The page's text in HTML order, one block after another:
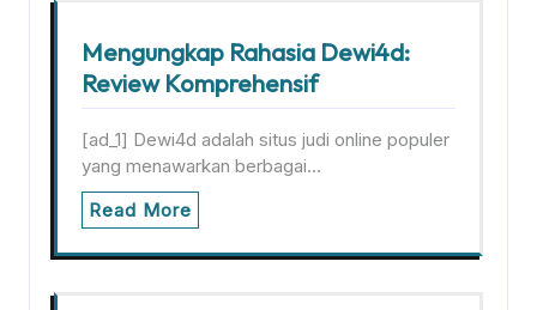
Mengungkap Rahasia Dewi4d:
Review Komprehensif
[ad_1] Dewi4d adalah situs judi online populer
yang menawarkan berbagai…
Read More